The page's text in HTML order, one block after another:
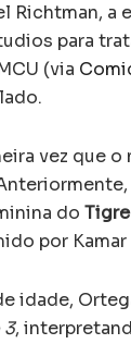
Richtman, a
para
(via
vez que o
do
por Kamar
idade,
3,